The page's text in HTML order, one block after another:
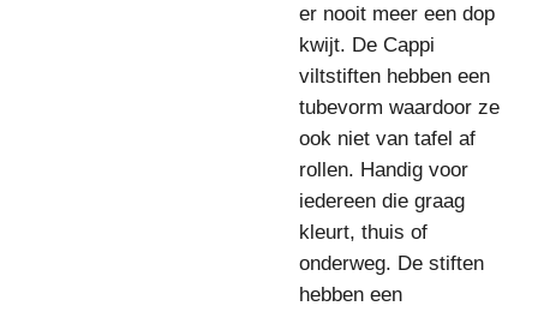
er nooit meer een dop
kwijt. De Cappi
viltstiften hebben een
tubevorm waardoor ze
ook niet van tafel af
rollen. Handig voor
iedereen die graag
kleurt, thuis of
onderweg. De stiften
hebben een